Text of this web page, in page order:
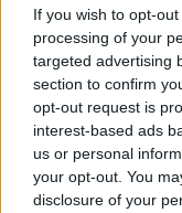
If you wish to opt-
processing of your
targeted advertising
section to confirm
opt-out request is
interest-based ads
us or personal
your opt-out. You
disclosure of your